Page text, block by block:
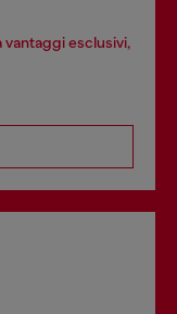
vantaggi esclusivi,